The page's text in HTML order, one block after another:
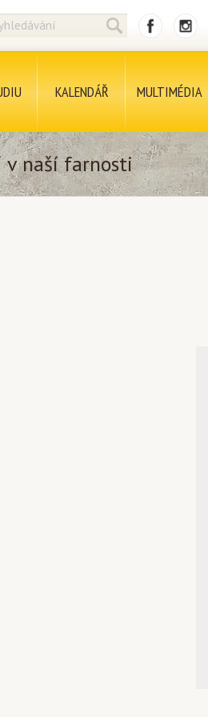
KALENDÁŘ MULTIMÉDIA
v naší farnosti